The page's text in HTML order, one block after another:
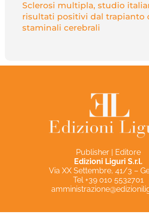
Sclerosi multipla, studio
risultati positivi dal trapianto
staminali cerebrali
Publisher | Editore
Edizioni Liguri S.r.l.
Via XX Settembre, 41/3 –
Tel +39 010 5532701
Privacy Policy